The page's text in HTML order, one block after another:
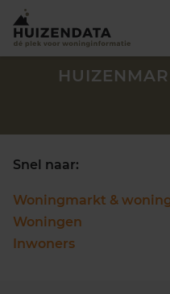
Snel naar:
Woningmarkt &
Woningen
Inwoners